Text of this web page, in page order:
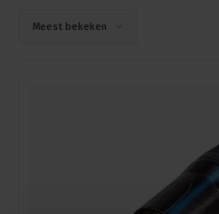
Meest bekeken